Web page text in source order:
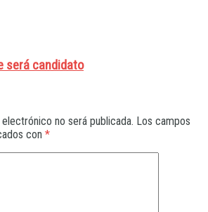
será candidato
no será publicada. Los campos
con *